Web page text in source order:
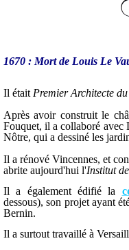
1670 : Mort de Louis Le
Il était Premier Architecte
Après avoir construit le
Fouquet, il a collaboré avec
Nôtre, qui a dessiné les
Il a rénové Vincennes, et
abrite aujourd'hui l'Institut
Il a également édifié la
dessous), son projet ayant
Bernin.
Il a surtout travaillé à